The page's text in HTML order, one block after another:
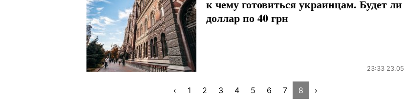
к чему готовиться украинцам. Будет ли
доллар по 40 грн
23:33 23.05
‹ 1 2 3 4 5 6 7 8 ›